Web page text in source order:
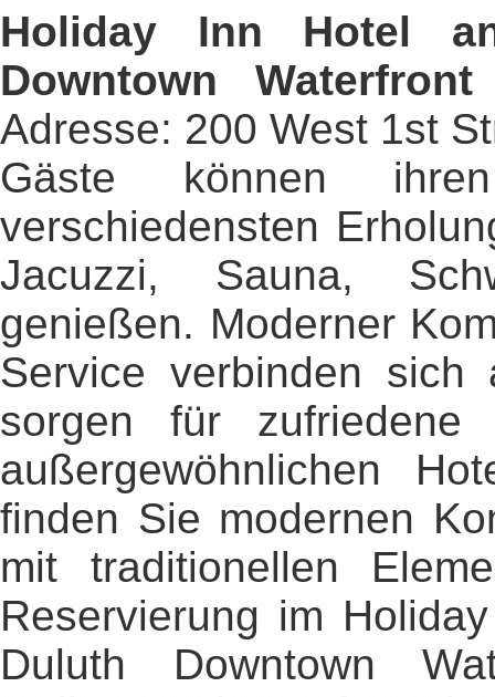
Holiday Inn Hotel
Downtown Waterfront
Adresse: 200 West 1st
Gäste können
verschiedensten
Jacuzzi, Sauna,
genießen. Moderner
Service verbinden
sorgen für
außergewöhnlichen
finden Sie modernen
mit traditionellen
Reservierung im
Duluth Downtown